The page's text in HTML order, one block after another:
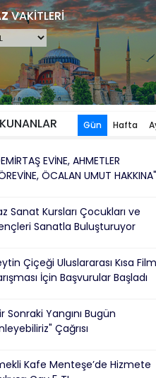
VAKİTLERİ
Gün Hafta
EVİNE, AHMETLER
ÖCALAN UMUT HAKKINA"
Sanat Kursları Çocukları ve
Sanatla Buluşturuyor
Çiçeği Uluslararası Kısa Film
İçin Başvurular Başladı
Sonraki Yangını Bugün
Çağrısı
Kafe Menteşe’de Hizmete